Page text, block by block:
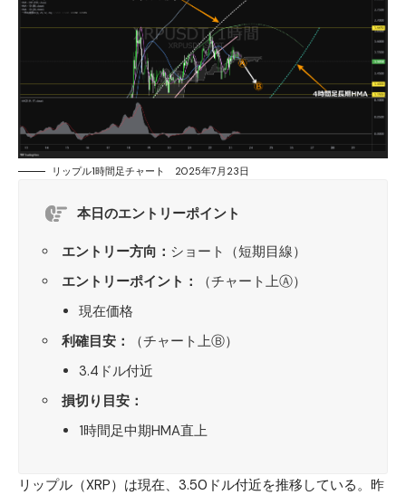
リップル1時間足チャート 2025年7月23日
本日のエントリーポイント
エントリー方向： ショート（短期目線）
エントリーポイント：
（チャート上Ⓐ）
現在価格
利確目安：
（チャート上Ⓑ）
3.4ドル付近
損切り目安：
1時間足中期HMA直上
リップル（XRP） は現在、3.50ドル付近を推移している。昨